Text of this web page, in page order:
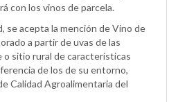
con los vinos de parcela.
se acepta la mención de Vino de
a partir de uvas de las
o sitio rural de características
de los de su entorno,
Calidad Agroalimentaria del